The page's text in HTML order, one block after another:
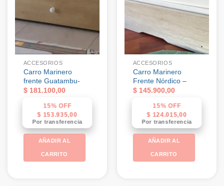
ACCESORIOS
Carro Marinero
frente Guatambu-
$181.100,00
15% OFF
$ 153.935,00
Por transferencia
AÑADIR AL
CARRITO
ACCESORIOS
Carro Marinero
Frente Nórdico –
$145.900,00
15% OFF
$ 124.015,00
Por transferencia
AÑADIR AL
CARRITO